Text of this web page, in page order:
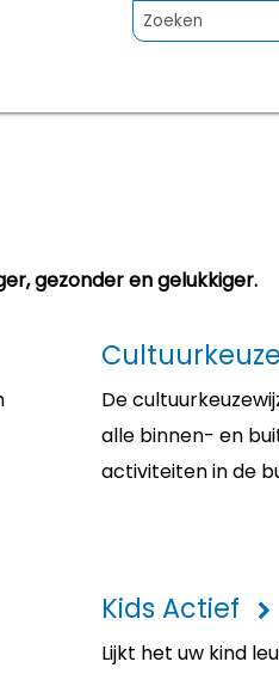
gezonder en gelukkiger.
De
alle binnen- en
activiteiten in de
Kids Actief
Lijkt het uw kind